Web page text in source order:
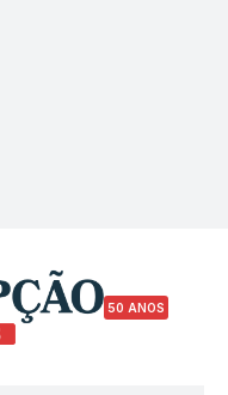
50 ANOS